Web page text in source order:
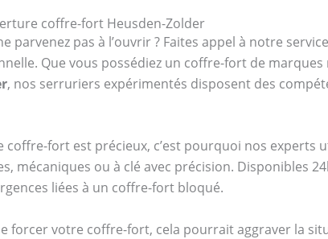
coffre-fort Heusden-Zolder
pas à l’ouvrir ? Faites appel à notre service
Que vous possédiez un coffre-fort de
, nos serruriers expérimentés disposent des
coffre-fort est précieux, c’est pourquoi nos
mécaniques ou à clé avec précision. Disponibles
liées à un coffre-fort bloqué.
forcer votre coffre-fort, cela pourrait aggraver la